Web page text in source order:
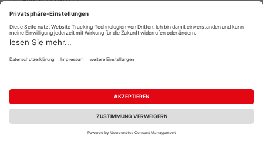
E-Mail:holzlandshop@holzland-
Newsletter
Impressum AGB Widerruf
Datenschutz
Reservierungsbedingungen
Vertrag widerrufen